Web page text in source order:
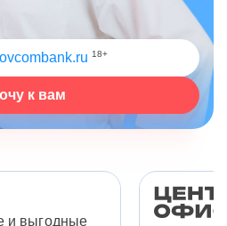
18+
к вам
и выгодные